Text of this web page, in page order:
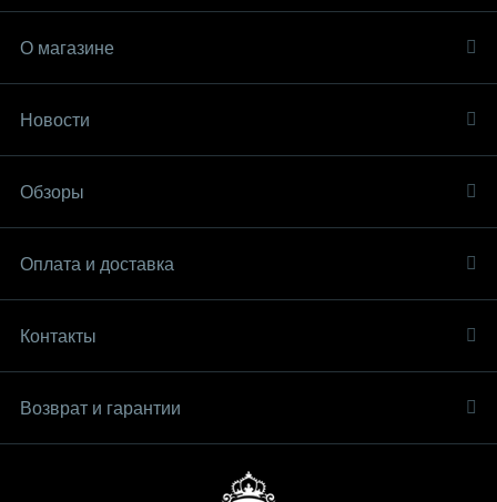
О магазине
Новости
Обзоры
Оплата и доставка
Контакты
Возврат и гарантии